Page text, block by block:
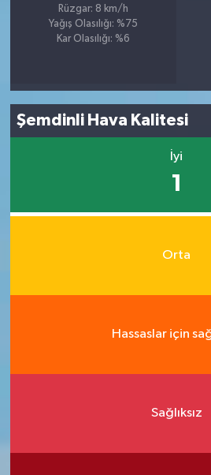
Rüzgar: 8 km/h
Yağış Olasılığı: %75
Kar Olasılığı: %6
Şemdinli Hava Kalitesi
İyi
1
Orta
Hassaslar için
Sağlıksız